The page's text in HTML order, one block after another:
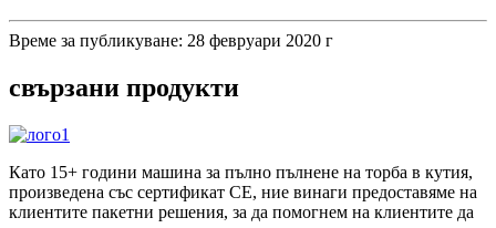
Време за публикуване: 28 февруари 2020 г
свързани продукти
Като 15+ години машина за пълно пълнене на торба в кутия,
произведена със сертификат CE, ние винаги предоставяме на
клиентите пакетни решения, за да помогнем на клиентите да